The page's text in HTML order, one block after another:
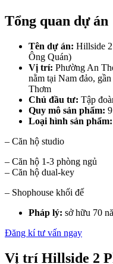
Tổng quan dự án
Tên dự án: Hillside
Ông Quán)
Vị trí: Phường An
nằm tại Nam đảo,
Thơm
Chủ đầu tư: Tập
Quy mô sản phẩm:
Loại hình sản phẩm:
– Căn hộ studio
– Căn hộ 1-3 phòng ngủ
– Căn hộ dual-key
– Shophouse khối đế
Pháp lý: sở hữu 70
Đăng kí tư vấn ngay
Vị trí Hillside 2